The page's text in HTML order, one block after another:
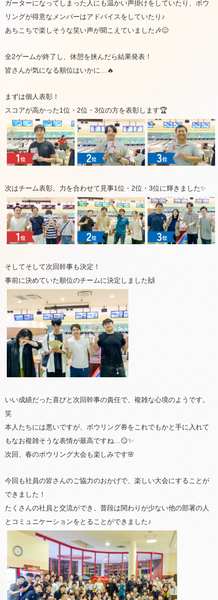
ガーターになってしまった人にも温かい声掛けをしていたり、ボウ
リングが得意なメンバーはアドバイスをしていたり♪
あちこちで楽しそうな笑い声が聞こえていました🎶😊
全2ゲームが終了し、休憩を挟んだら結果発表！
皆さんが気になる順位はいかに…🔥
まずは個人表彰！
スコアが高かった1位・2位・3位の方を表彰します🏆
次はチーム表彰。力を合わせて見事1位・2位・3位に輝きました✨
そしてそして次回幹事も決定！
事前に決めていた順位のチームに決定しました🙌
いい成績だった喜びと次回幹事の責任で、複雑な心境のようです。
笑
本人たちには悪いですが、ボウリング券をこれでもかと手に入れて
もなお複雑そうな表情が最高ですね…😏✨
次回、春のボウリング大会も楽しみです🌸
今回も社員の皆さんのご協力のおかげで、楽しい大会にすることが
できました！
たくさんの社員と交流ができ、普段は関わりが少ない他の部署の人
とコミュニケーションをとることができました♪